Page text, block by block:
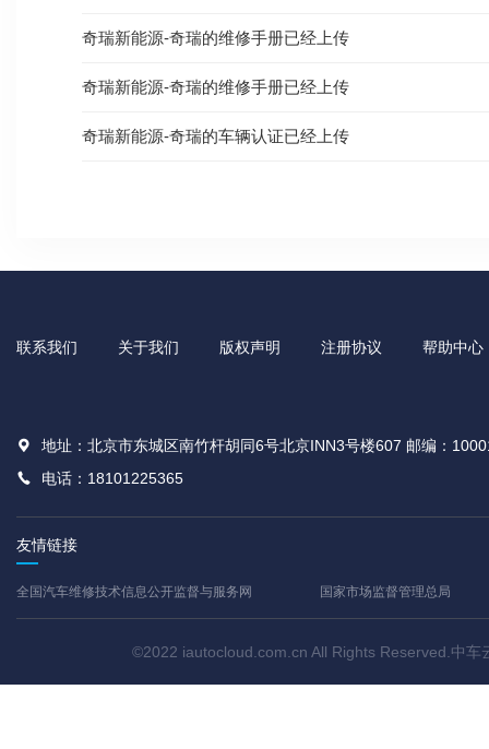
奇瑞新能源-奇瑞的维修手册已经上传
奇瑞新能源-奇瑞的维修手册已经上传
奇瑞新能源-奇瑞的车辆认证已经上传
联系我们 关于我们 版权声明 注册协议 帮助中心
地址：北京市东城区南竹杆胡同6号北京INN3号楼607 邮编：
电话：18101225365
友情链接
全国汽车维修技术信息公开监督与服务网 国家市场监督管理总局
©2022 iautocloud.com.cn All Rights Reserved.中